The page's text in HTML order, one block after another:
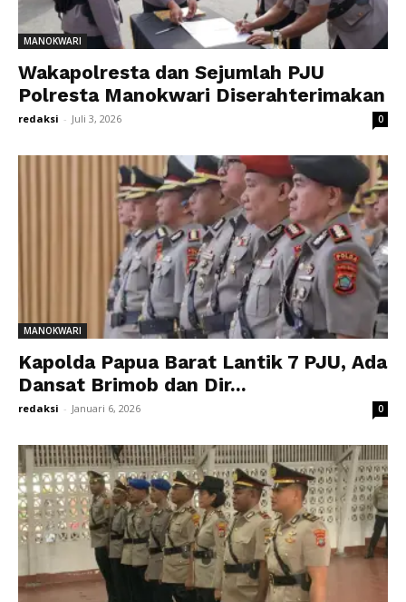
MANOKWARI
Wakapolresta dan Sejumlah PJU
Polresta Manokwari Diserahterimakan
redaksi - Juli 3, 2026 0
MANOKWARI
Kapolda Papua Barat Lantik 7 PJU, Ada
Dansat Brimob dan Dir...
redaksi - Januari 6, 2026 0